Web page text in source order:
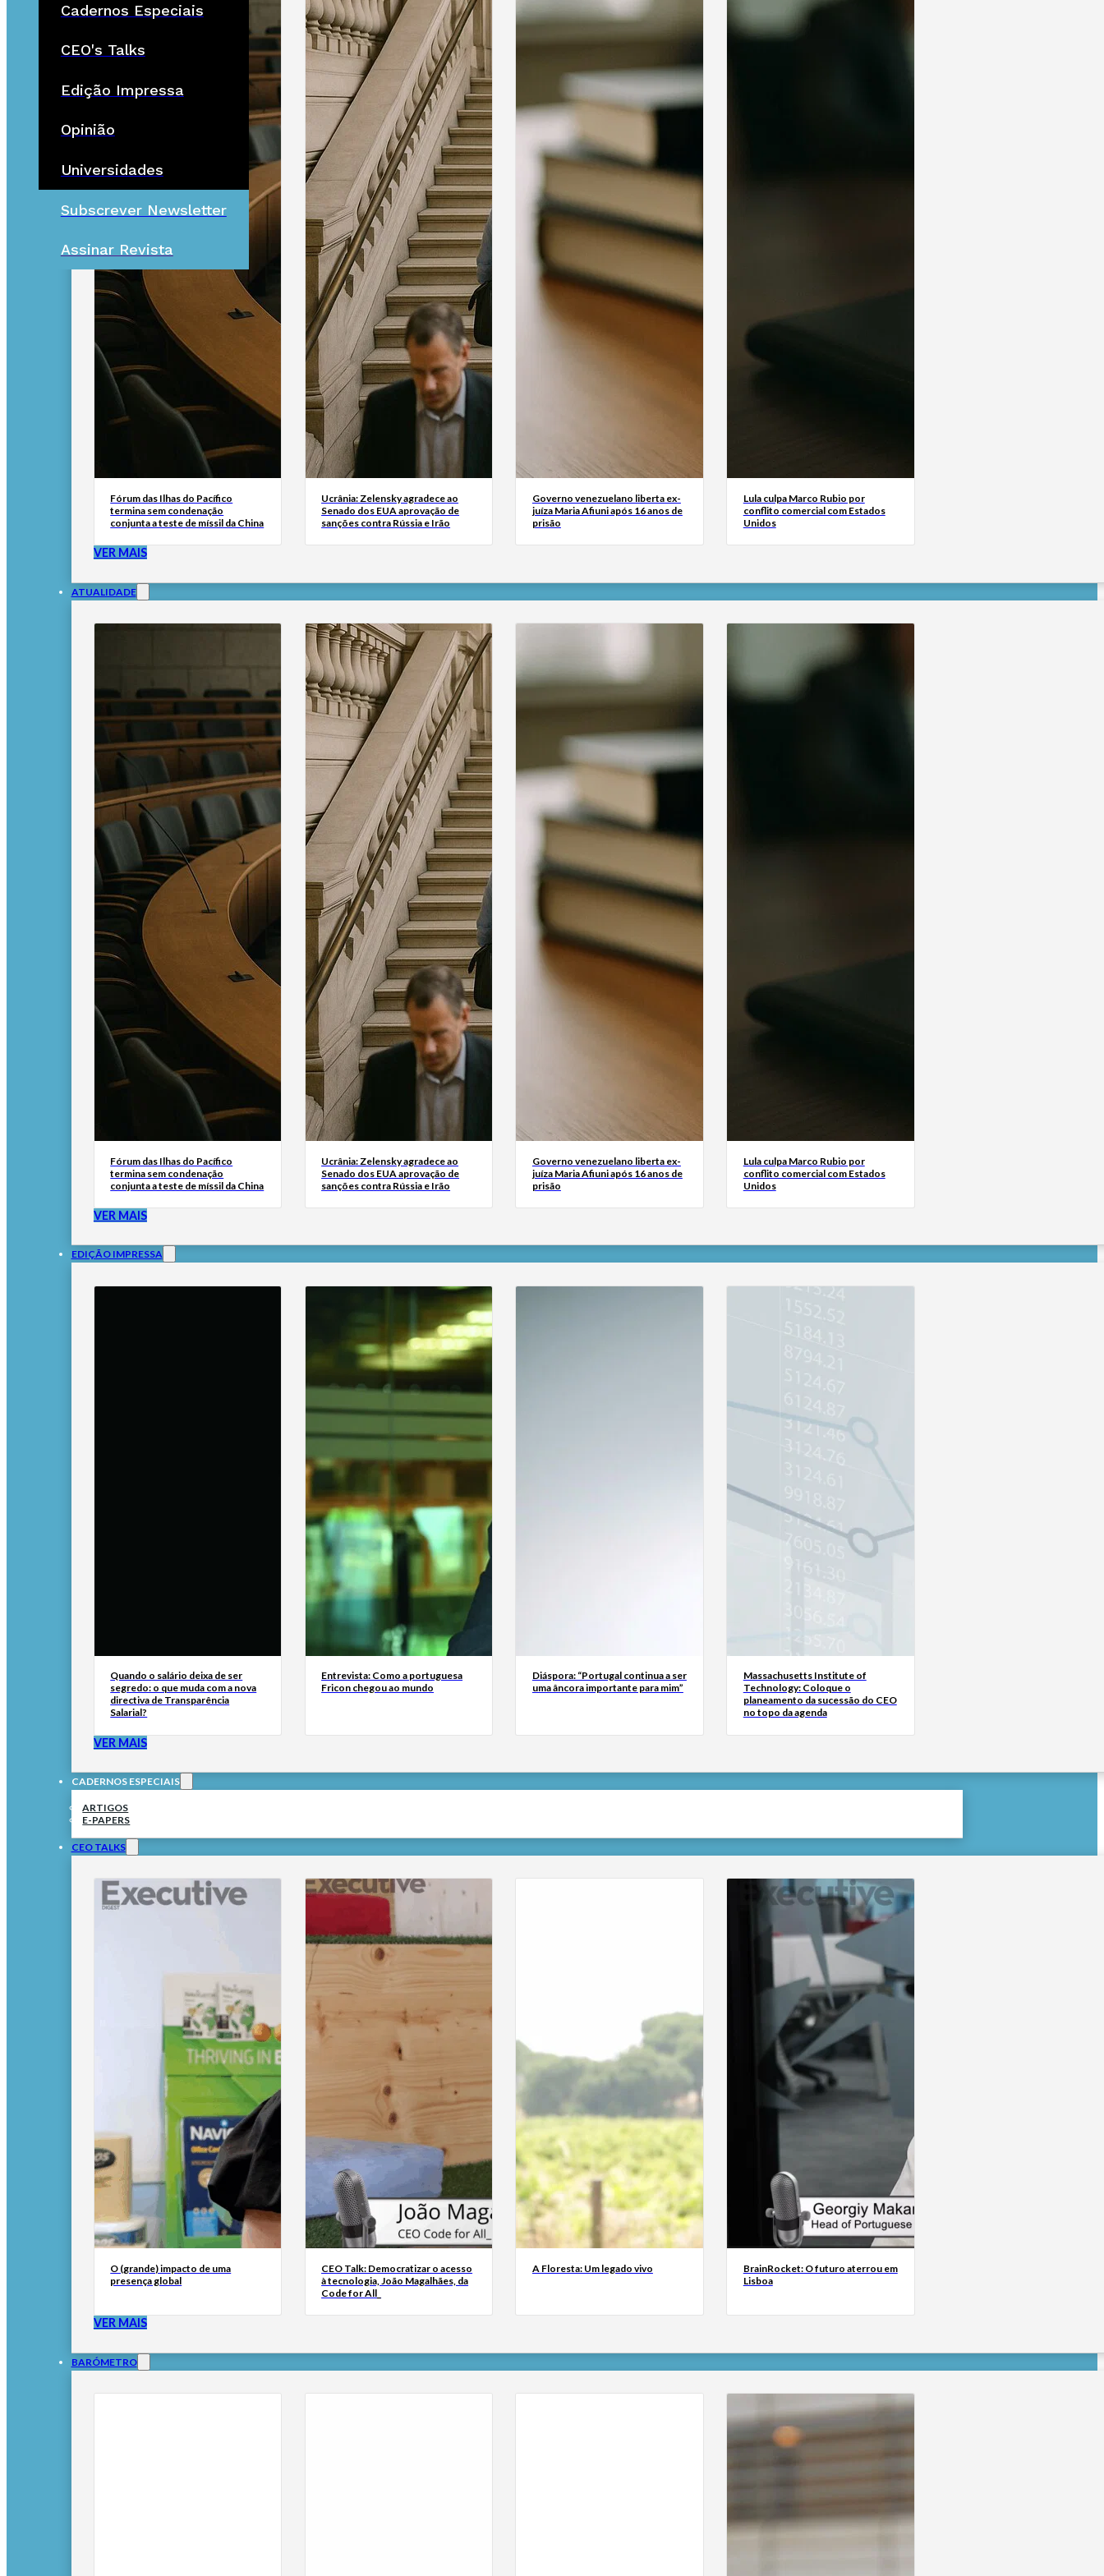
Cadernos Especiais
CEO's Talks
Edição Impressa
Opinião
Universidades
Subscrever Newsletter
Assinar Revista
Fórum das Ilhas do Pacífico
termina sem condenação
conjunta a teste de míssil da China
Ucrânia: Zelensky agradece ao
Senado dos EUA aprovação de
sanções contra Rússia e Irão
Governo venezuelano liberta ex-
juíza Maria Afiuni após 16 anos de
prisão
Lula culpa Marco Rubio por
conflito comercial com Estados
Unidos
VER MAIS
ATUALIDADE
Fórum das Ilhas do Pacífico
termina sem condenação
conjunta a teste de míssil da China
Ucrânia: Zelensky agradece ao
Senado dos EUA aprovação de
sanções contra Rússia e Irão
Governo venezuelano liberta ex-
juíza Maria Afiuni após 16 anos de
prisão
Lula culpa Marco Rubio por
conflito comercial com Estados
Unidos
VER MAIS
EDIÇÃO IMPRESSA
Quando o salário deixa de ser
segredo: o que muda com a nova
directiva de Transparência
Salarial?
Entrevista: Como a portuguesa
Fricon chegou ao mundo
Diáspora: “Portugal continua a ser
uma âncora importante para mim”
Massachusetts Institute of
Technology: Coloque o
planeamento da sucessão do CEO
no topo da agenda
VER MAIS
CADERNOS ESPECIAIS
ARTIGOS
E-PAPERS
CEO TALKS
O (grande) impacto de uma
presença global
CEO Talk: Democratizar o acesso
à tecnologia, João Magalhães, da
Code for All_
A Floresta: Um legado vivo
BrainRocket: O futuro aterrou em
Lisboa
VER MAIS
BARÓMETRO